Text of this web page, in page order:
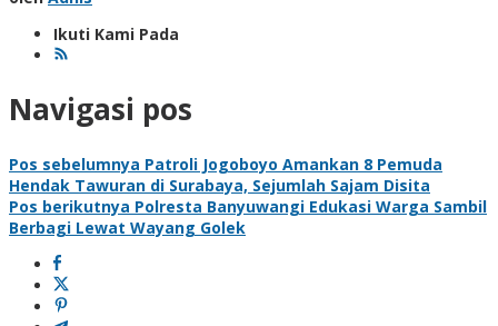
Ikuti Kami Pada
Navigasi pos
Pos sebelumnya Patroli Jogoboyo Amankan 8 Pemuda
Hendak Tawuran di Surabaya, Sejumlah Sajam Disita
Pos berikutnya Polresta Banyuwangi Edukasi Warga Sambil
Berbagi Lewat Wayang Golek